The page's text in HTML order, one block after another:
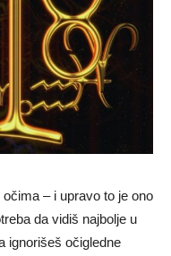
– i upravo to je ono
da vidiš najbolje u
ignorišeš očigledne